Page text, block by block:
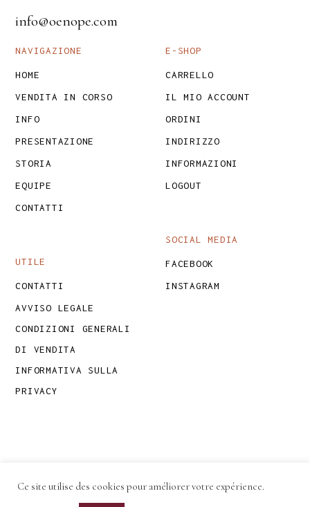
info@oenope.com
NAVIGAZIONE
HOME
VENDITA IN CORSO
INFO
PRESENTAZIONE
STORIA
EQUIPE
CONTATTI
UTILE
CONTATTI
AVVISO LEGALE
CONDIZIONI GENERALI
DI VENDITA
INFORMATIVA SULLA
PRIVACY
E-SHOP
CARRELLO
IL MIO ACCOUNT
ORDINI
INDIRIZZO
INFORMAZIONI
LOGOUT
SOCIAL MEDIA
FACEBOOK
INSTAGRAM
Ce site utilise des cookies pour améliorer votre expérience.